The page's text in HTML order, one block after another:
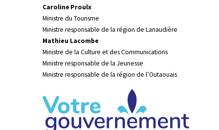
Caroline Proulx
Ministre du Tourisme
Ministre responsable de la région de Lanaudière
Mathieu Lacombe
Ministre de la Culture et des Communications
Ministre responsable de la Jeunesse
Ministre responsable de la région de l’Outaouais